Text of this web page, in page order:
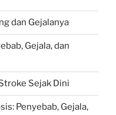
dan Gejalanya
Gejala, dan
Sejak Dini
Penyebab, Gejala,